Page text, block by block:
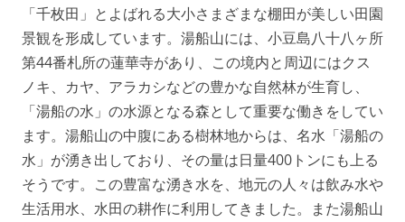
「千枚田」とよばれる大小さまざまな棚田が美しい田園
景観を形成しています。湯船山には、小豆島八十八ヶ所
第44番札所の蓮華寺があり、この境内と周辺にはクス
ノキ、カヤ、アラカシなどの豊かな自然林が生育し、
「湯船の水」の水源となる森として重要な働きをしてい
ます。湯船山の中腹にある樹林地からは、名水「湯船の
水」が湧き出しており、その量は日量400トンにも上る
そうです。この豊富な湧き水を、地元の人々は飲み水や
生活用水、水田の耕作に利用してきました。また湯船山